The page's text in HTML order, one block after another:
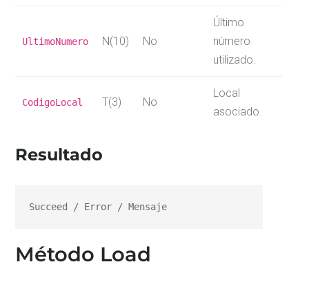
UltimoNumero N(10) No
Último
número
utilizado.
CodigoLocal T(3) No
Local
asociado.
Resultado
Succeed / Error / Mensaje
Método Load